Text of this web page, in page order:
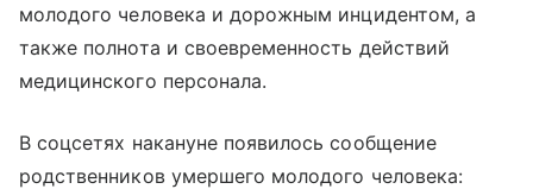
молодого человека и дорожным инцидентом, а
также полнота и своевременность действий
медицинского персонала.
В соцсетях накануне появилось сообщение
родственников умершего молодого человека: